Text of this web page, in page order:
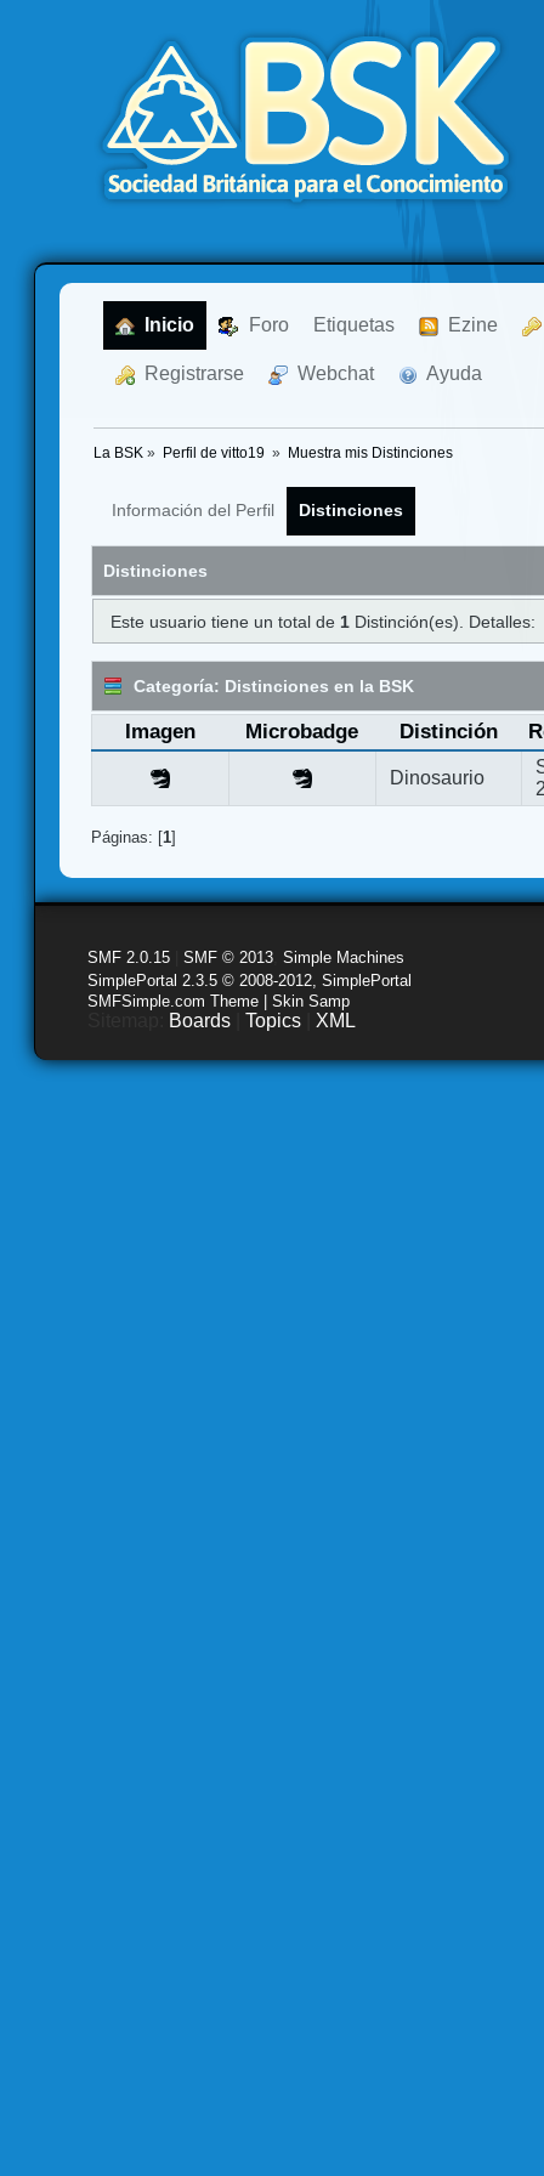
Inicio Foro Etiquetas Ezine
Registrarse Webchat Ayuda
La BSK » Perfil de vitto19 » Muestra mis Distinciones
Información del Perfil Distinciones
Distinciones
Este usuario tiene un total de 1 Distinción(es). Detalles:
Categoría: Distinciones en la BSK
Imagen Microbadge Distinción
Dinosaurio
Páginas: [1]
SMF 2.0.15 SMF © 2013 Simple Machines
SimplePortal 2.3.5 © 2008-2012, SimplePortal
SMFSimple.com Theme | Skin Samp
Boards Topics XML